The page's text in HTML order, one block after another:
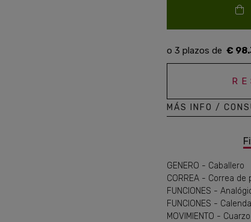
€
MÁS INFO /
GENERO - Caballero
CORREA - Correa de
FUNCIONES -
FUNCIONES -
MOVIMIENTO - Cuarzo